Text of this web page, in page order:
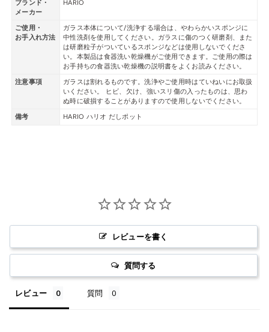
ブランド・
メーカー
HARIO
ご使用・
お手入れ方法
ガラス本体について/洗浄する場合は、やわらかいスポンジに
中性洗剤を使用してください。ガラスに傷のつく研磨剤、また
は研磨粒子がついているスポンジなどは使用しないでくださ
い。本製品は食器洗い乾燥機がご使用できます。ご使用の際は
お手持ちの食器洗い乾燥機の説明書をよくお読みください。
注意事項
ガラスは割れるものです。洗浄やご使用時はていねいにお取扱
いください。 ヒビ、欠け、強いスリ傷の入ったものは、思わ
ぬ時に破損することがありますので使用しないでください。
備考
HARIO ハリオ だしポット
レビューを書く
質問する
レビュー 質問